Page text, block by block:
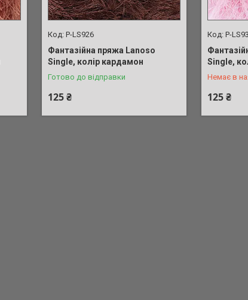
P-LS926
Фантазійна пряжа Lanoso
Single, колір кардамон
Готово до відправки
125 ₴
P-
Single,
Немає в
125 ₴
+380 (50)